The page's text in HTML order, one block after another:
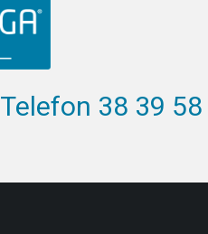
Telefon 38 39 58